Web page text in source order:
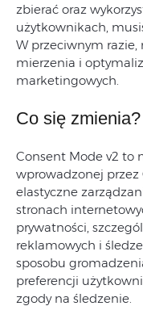
zbierać oraz
użytkownikach,
W przeciwnym
mierzenia i
marketingowych.
Co się zmienia?
Consent Mode v2 to
wprowadzonej przez
elastyczne
stronach
prywatności,
reklamowych i
sposobu
preferencji
zgody na śledzenie.